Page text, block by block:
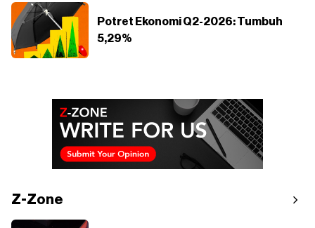
Potret Ekonomi Q2-2026: Tumbuh
5,29%
Z-Zone